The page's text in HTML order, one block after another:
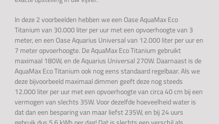
In deze 2 voorbeelden hebben we een Oase AquaMax Eco
Titanium van 30.000 liter per uur met een opvoerhoogte van 3
meter, en een Oase Aquarius Universal van 12.000 liter per uur en
7 meter opvoerhoogte. De AquaMax Eco Titanium gebruikt
maximaal 180W, en de Aquarius Universal 270W. Daarnaast is de
AquaMax Eco Titanium ook nog eens standaard regelbaar. Als we
deze bijvoorbeeld maximaal dimmen geeft deze nog steeds
12.000 liter per uur met een opvoerhoogte van circa 40 cm bij een
vermogen van slechts 35W. Voor dezelfde hoeveelheid water is
dat dan een besparing van maar liefst 235W, en bij 24 uurs